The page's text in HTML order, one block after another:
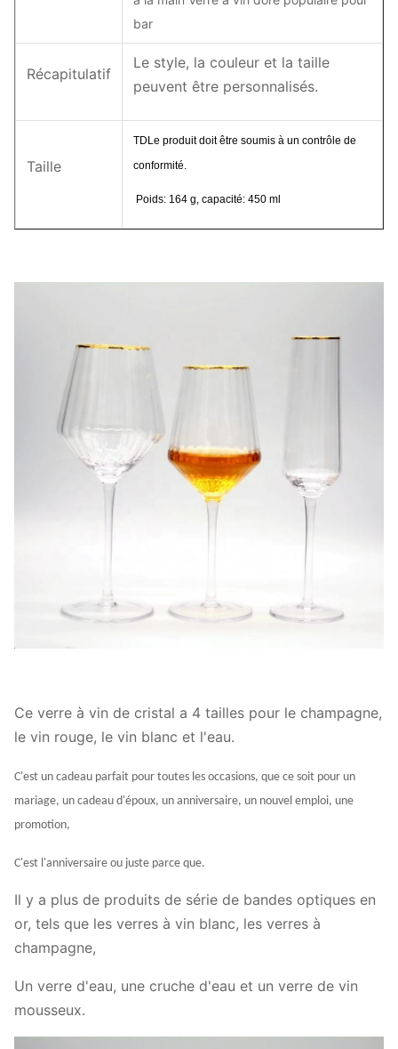
bar
Récapitulatif
Le style, la couleur et la taille
peuvent être personnalisés.
Taille
TD Le produit doit être soumis à un contrôle de
conformité.
Poids: 164 g, capacité: 450 ml
Quantité de
produit
1 200 pièces
Temps de
réalisation
15 jours
Notre entreprise et notre usine font beaucoup
d'efforts pour le contrôle de la qualité. Nous
fournissons des verres de haute qualité à un prix
et partenaires commerciaux du monde entier.
Ce verre à vin de cristal a 4 tailles pour le champagne,
le vin rouge, le vin blanc et l'eau.
C'est un cadeau parfait pour toutes les occasions, que ce soit pour un
mariage, un cadeau d'époux, un anniversaire, un nouvel emploi, une
promotion,
C'est l'anniversaire ou juste parce que.
Il y a plus de produits de série de bandes optiques en
or, tels que les verres à vin blanc, les verres à
champagne,
Un verre d'eau, une cruche d'eau et un verre de vin
mousseux.